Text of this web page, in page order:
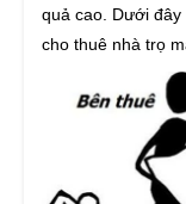
quả cao. Dưới
cho thuê nhà trọ